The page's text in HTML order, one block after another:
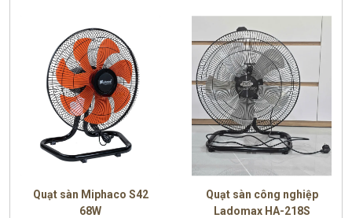
Quạt sàn Miphaco S42
68W
Quạt sàn công nghiệp
Ladomax HA-218S